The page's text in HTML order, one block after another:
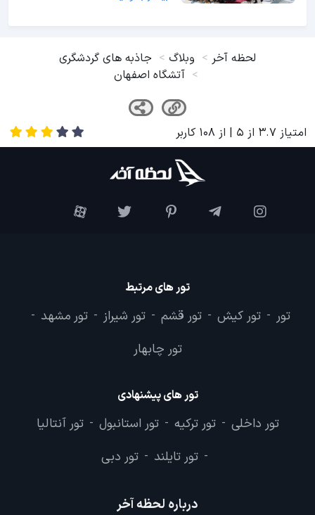
لحظه آخر وبلاگ
جاذبه های گردشگری
آتشگاه اصفهان
امتیاز 3.7 از 5 | از 108 کاربر
تور های مرتبط
تور - تور کیش - تور قشم - تور شیراز - تور مشهد -
تور چابهار
تور های پیشنهادی
تور داخلی - تور ترکیه - تور استانبول - تور آنتالیا
- تور تایلند - تور دبی
درباره لحظه آخر